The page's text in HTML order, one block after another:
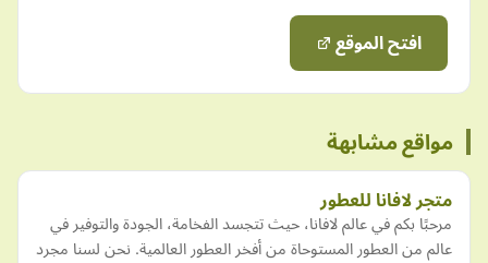
افتح الموقع
مواقع مشابهة
متجر لافانا للعطور
مرحبًا بكم في عالم لافانا، حيث تتجسد الفخامة، الجودة والتوفير في
عالم من العطور المستوحاة من أفخر العطور العالمية. نحن لسنا مجرد